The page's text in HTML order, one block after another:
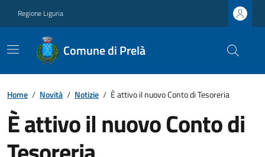
Regione Liguria
Comune di Prelà
Home / Novità / Notizie / È attivo il nuovo Conto di Tesoreria
È attivo il nuovo Conto di